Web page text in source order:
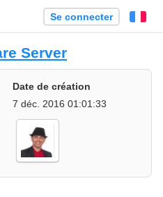
Se connecter
Server
Date de création
7 déc. 2016 01:01:33